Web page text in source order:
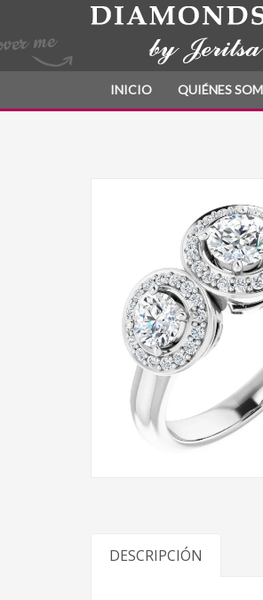
INICIO QUIÉNES
DESCRIPCIÓN